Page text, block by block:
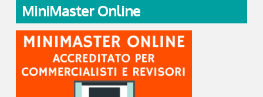
MiniMaster Online